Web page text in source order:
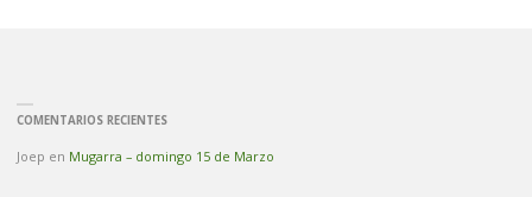
COMENTARIOS RECIENTES
Joep en Mugarra – domingo 15 de Marzo